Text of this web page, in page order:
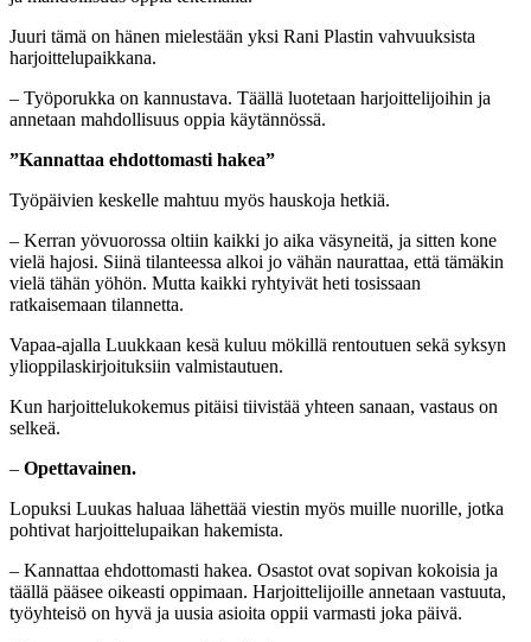
Juuri tämä on hänen mielestään yksi Rani Plastin vahvuuksista
harjoittelupaikkana.
– Työporukka on kannustava. Täällä luotetaan harjoittelijoihin ja
annetaan mahdollisuus oppia käytännössä.
”Kannattaa ehdottomasti hakea”
Työpäivien keskelle mahtuu myös hauskoja hetkiä.
– Kerran yövuorossa oltiin kaikki jo aika väsyneitä, ja sitten kone
vielä hajosi. Siinä tilanteessa alkoi jo vähän naurattaa, että tämäkin
vielä tähän yöhön. Mutta kaikki ryhtyivät heti tosissaan
ratkaisemaan tilannetta.
Vapaa-ajalla Luukkaan kesä kuluu mökillä rentoutuen sekä syksyn
ylioppilaskirjoituksiin valmistautuen.
Kun harjoittelukokemus pitäisi tiivistää yhteen sanaan, vastaus on
selkeä.
– Opettavainen.
Lopuksi Luukas haluaa lähettää viestin myös muille nuorille, jotka
pohtivat harjoittelupaikan hakemista.
– Kannattaa ehdottomasti hakea. Osastot ovat sopivan kokoisia ja
täällä pääsee oikeasti oppimaan. Harjoittelijoille annetaan vastuuta,
työyhteisö on hyvä ja uusia asioita oppii varmasti joka päivä.